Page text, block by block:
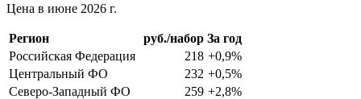
Цена в июне 2026 г.
Регион руб./набор За год
Российская Федерация
218 +0,9%
Центральный ФО
232 +0,5%
Северо-Западный ФО
259 +2,8%